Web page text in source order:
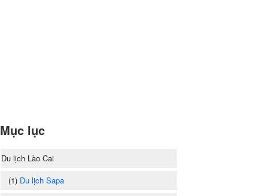
Mục lục
Du lịch Lào Cai
(1) Du lịch Sapa